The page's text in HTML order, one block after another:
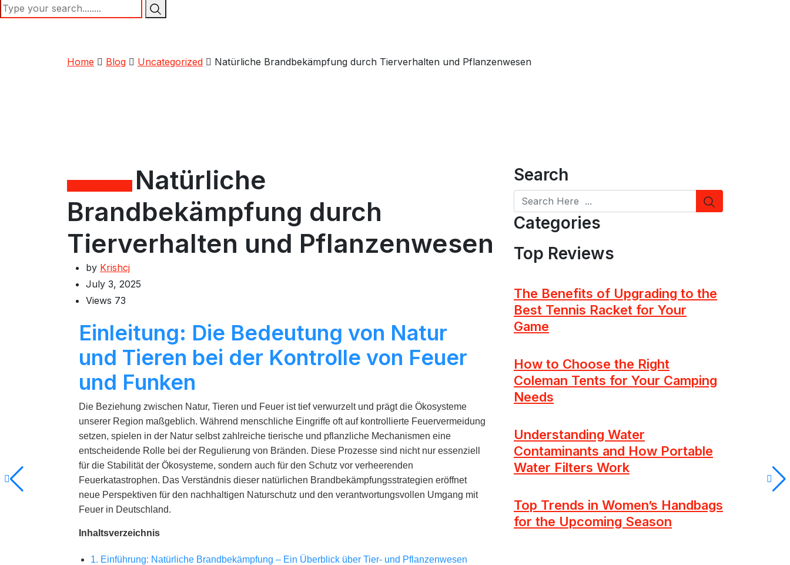
Home Blog Uncategorized Natürliche Brandbekämpfung durch Tierverhalten und Pflanzenwesen
Natürliche
Brandbekämpfung durch
Tierverhalten und Pflanzenwesen
by Krishcj
July 3, 2025
Views 73
Einleitung: Die Bedeutung von Natur
und Tieren bei der Kontrolle von Feuer
und Funken
Die Beziehung zwischen Natur, Tieren und Feuer ist tief verwurzelt und prägt die Ökosysteme
unserer Region maßgeblich. Während menschliche Eingriffe oft auf kontrollierte Feuervermeidung
setzen, spielen in der Natur selbst zahlreiche tierische und pflanzliche Mechanismen eine
entscheidende Rolle bei der Regulierung von Bränden. Diese Prozesse sind nicht nur essenziell
für die Stabilität der Ökosysteme, sondern auch für den Schutz vor verheerenden
Feuerkatastrophen. Das Verständnis dieser natürlichen Brandbekämpfungsstrategien eröffnet
neue Perspektiven für den nachhaltigen Naturschutz und den verantwortungsvollen Umgang mit
Feuer in Deutschland.
Inhaltsverzeichnis
1. Einführung: Natürliche Brandbekämpfung – Ein Überblick über Tier- und Pflanzenwesen
Search
Categories
Top Reviews
The Benefits of Upgrading to the
Best Tennis Racket for Your
Game
How to Choose the Right
Coleman Tents for Your Camping
Needs
Understanding Water
Contaminants and How Portable
Water Filters Work
Top Trends in Women’s Handbags
for the Upcoming Season